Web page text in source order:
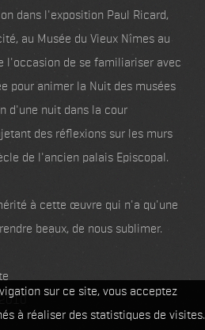
dans l'exposition Paul Ricard,
au Musée du Vieux Nîmes au
l'occasion de se familiariser avec
pour animer la Nuit des musées
d'une nuit dans la cour
des réflexions sur les murs
de l'ancien palais Episcopal.
à cette œuvre qui n'a qu'une
beaux, de nous sublimer.
sur ce site, vous acceptez
à réaliser des statistiques de visites.